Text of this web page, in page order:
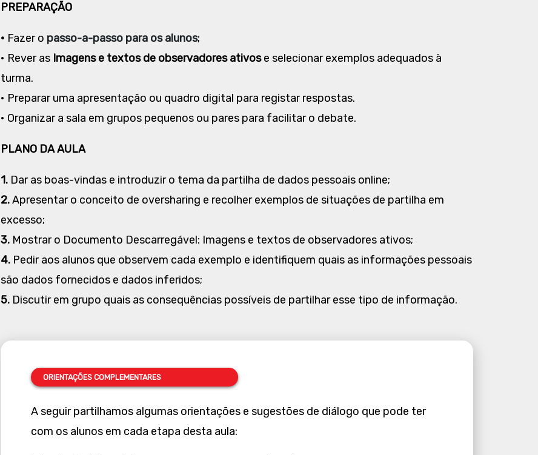
PREPARAÇÃO
• Fazer o passo-a-passo para os alunos;
• Rever as Imagens e textos de observadores ativose selecionar exemplos adequados à
turma.
• Preparar uma apresentação ou quadro digital para registar respostas.
• Organizar a sala em grupos pequenos ou pares para facilitar o debate.
PLANO DA AULA
1. Dar as boas-vindas e introduzir o tema da partilha de dados pessoais online;
2.Apresentar o conceito de oversharing e recolher exemplos de situações de partilha em
excesso;
3. Mostrar o Documento Descarregável: Imagens e textos de observadores ativos;
4. Pedir aos alunos que observem cada exemplo e identifiquem quais as informações pessoais
são dados fornecidos e dados inferidos;
5. Discutir em grupo quais as consequências possíveis de partilhar esse tipo de informação.
ORIENTAÇÕES COMPLEMENTARES
A seguir partilhamos algumas orientações e sugestões de diálogo que pode ter
com os alunos em cada etapa desta aula: